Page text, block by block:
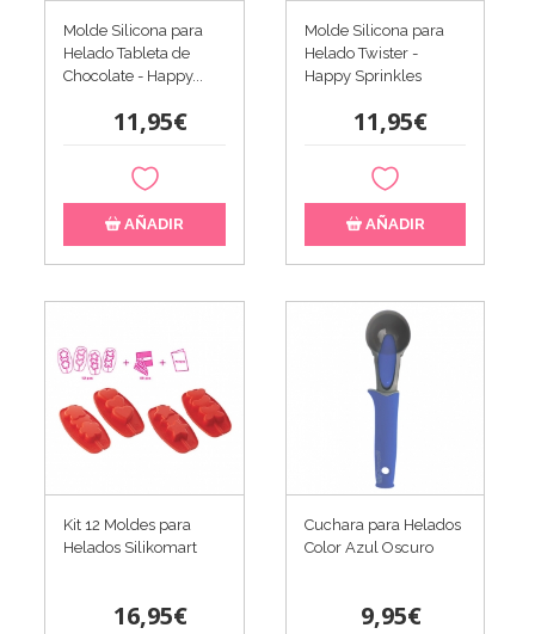
Molde Silicona para
Helado Tableta de
Chocolate - Happy...
11,95€
AÑADIR
Molde Silicona para
Helado Twister -
Happy Sprinkles
11,95€
AÑADIR
Kit 12 Moldes para
Helados Silikomart
16,95€
Cuchara para Helados
Color Azul Oscuro
9,95€